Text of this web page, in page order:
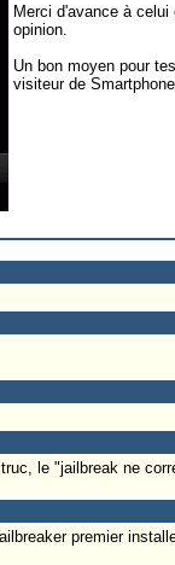
Merci d'avance à
opinion.
Un bon moyen pour
visiteur de
le "jailbreak ne
premier